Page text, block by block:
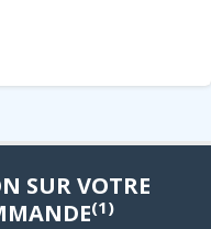
SUR VOTRE
(1)